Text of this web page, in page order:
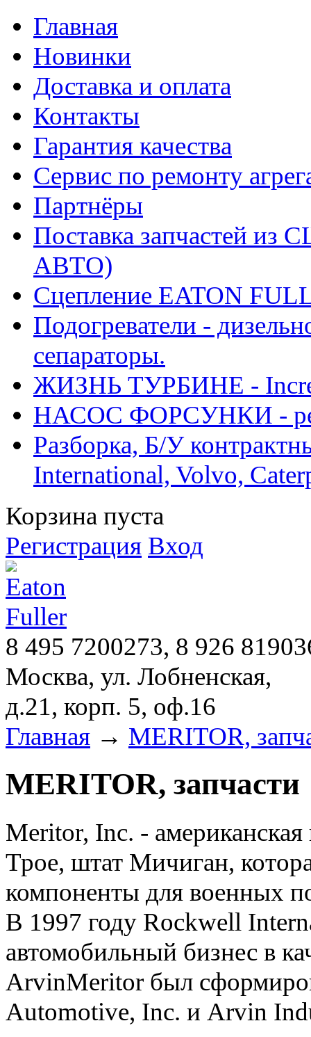
Главная
Новинки
Доставка и оплата
Контакты
Гарантия качества
Сервис по ремонту
Партнёры
Поставка запчастей
АВТО)
Сцепление EATON
Подогреватели -
сепараторы.
ЖИЗНЬ ТУРБИНЕ -
НАСОС ФОРСУНКИ -
Разборка, Б/У
International, Volvo,
Корзина пуста
Регистрация Вход
8 495 7200273, 8 926
Москва, ул. Лобненская,
д.21, корп. 5, оф.16
Главная → MERITOR,
MERITOR, запчасти
Meritor, Inc. -
Трое, штат Мичиган,
компоненты для военных
В 1997 году Rockwell
автомобильный бизнес в
ArvinMeritor был
Automotive, Inc. и Arvin